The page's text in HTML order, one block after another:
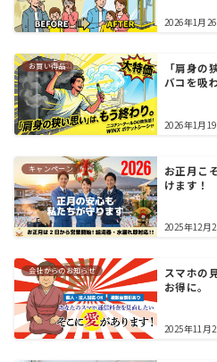
2026年1月
お買い得品
「肩身の
バコを吸
2026年1月
キャンペーン
お正月こ
けます！
2025年12月
会社からのお知らせ
スマホの
お得に。
2025年11月